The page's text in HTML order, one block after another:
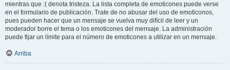
mientras que :( denota tristeza. La lista completa de emoticones puede verse
en el formulario de publicación. Trate de no abusar del uso de emoticonos,
pues pueden hacer que un mensaje se vuelva muy difícil de leer y un
moderador borre el tema o los emoticones del mensaje. La administración
puede fijar un límite para el número de emoticones a utilizar en un mensaje.
Arriba